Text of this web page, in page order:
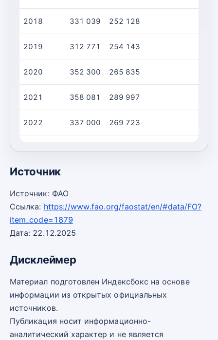
2018 331 039 252 128
2019 312 771 254 143
2020 352 300 265 835
2021 358 081 289 997
2022 337 000 269 723
Источник
Источник: ФАО
Ссылка: https://www.fao.org/faostat/en/#data/FO?
item_code=1879
Дата: 22.12.2025
Дисклеймер
Материал подготовлен Индексбокс на основе
информации из открытых официальных
источников.
Публикация носит информационно-
аналитический характер и не является